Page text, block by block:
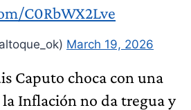
C0RbWX2Lve
March 19, 2026
Caputo choca con una
Inflación no da tregua y